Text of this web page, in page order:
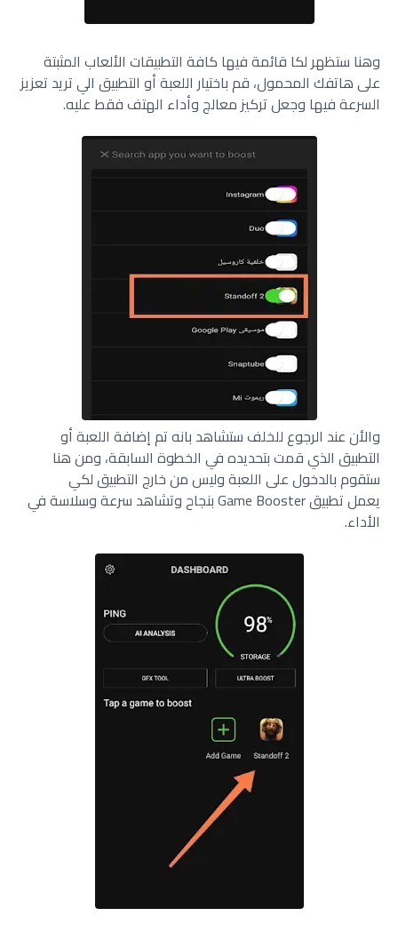
وهنا ستظهر لكا قائمة فيها كافة التطبيقات الألعاب المثبتة
على هاتفك المحمول، قم باختيار اللعبة أو التطبيق الي تريد تعزيز
السرعة فيها وجعل تركيز معالج وأداء الهتف فقط عليه.
والأن عند الرجوع للخلف ستشاهد بانه تم إضافة اللعبة أو
التطبيق الذي قمت بتحديده في الخطوة السابقة، ومن هنا
ستقوم بالدخول على اللعبة وليس من خارج التطبيق لكي
يعمل تطبيق Game Booster بنجاح وتشاهد سرعة وسلاسة في
الأداء.